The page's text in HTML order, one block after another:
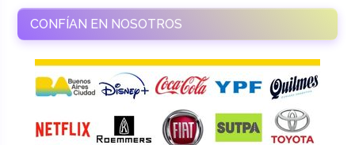
CONFÍAN EN NOSOTROS